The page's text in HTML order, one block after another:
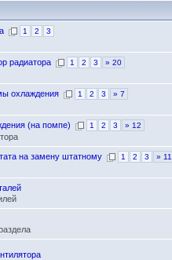
1 2 3
радиатора 1 2 3 » 20
охлаждения 1 2 3 » 7
(на помпе) 1 2 3 » 12
на замену штатному 1 2 3 » 11